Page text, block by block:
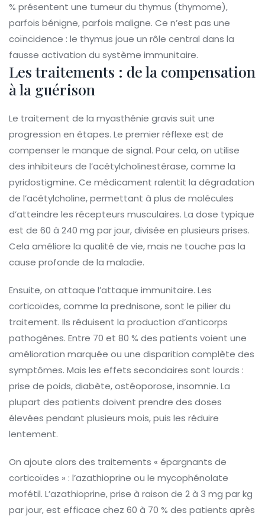
% présentent une tumeur du thymus (thymome),
parfois bénigne, parfois maligne. Ce n’est pas une
coïncidence : le thymus joue un rôle central dans la
fausse activation du système immunitaire.
Les traitements : de la compensation
à la guérison
Le traitement de la myasthénie gravis suit une
progression en étapes. Le premier réflexe est de
compenser le manque de signal. Pour cela, on utilise
des inhibiteurs de l’acétylcholinestérase, comme la
pyridostigmine. Ce médicament ralentit la dégradation
de l’acétylcholine, permettant à plus de molécules
d’atteindre les récepteurs musculaires. La dose typique
est de 60 à 240 mg par jour, divisée en plusieurs prises.
Cela améliore la qualité de vie, mais ne touche pas la
cause profonde de la maladie.
Ensuite, on attaque l’attaque immunitaire. Les
corticoïdes, comme la prednisone, sont le pilier du
traitement. Ils réduisent la production d’anticorps
pathogènes. Entre 70 et 80 % des patients voient une
amélioration marquée ou une disparition complète des
symptômes. Mais les effets secondaires sont lourds :
prise de poids, diabète, ostéoporose, insomnie. La
plupart des patients doivent prendre des doses
élevées pendant plusieurs mois, puis les réduire
lentement.
On ajoute alors des traitements « épargnants de
corticoïdes » : l’azathioprine ou le mycophénolate
mofétil. L’azathioprine, prise à raison de 2 à 3 mg par kg
par jour, est efficace chez 60 à 70 % des patients après